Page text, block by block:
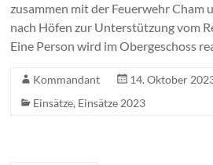
zusammen mit der Feuerwehr Cham
nach Höfen zur Unterstützung vom
Eine Person wird im Obergeschoss
Kommandant
14. Oktober
Einsätze, Einsätze 2023